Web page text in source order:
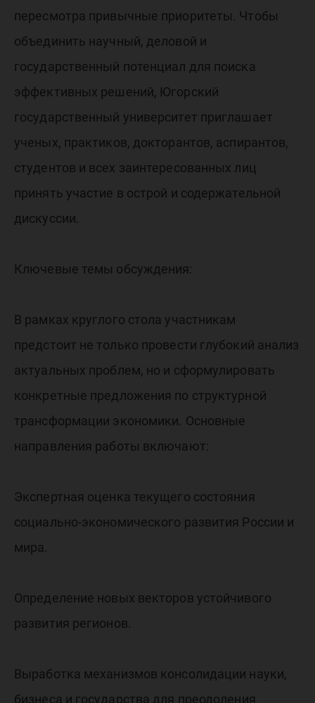
пересмотра привычные приоритеты. Чтобы
объединить научный, деловой и
государственный потенциал для поиска
эффективных решений, Югорский
государственный университет приглашает
ученых, практиков, докторантов, аспирантов,
студентов и всех заинтересованных лиц
принять участие в острой и содержательной
дискуссии.
Ключевые темы обсуждения:
В рамках круглого стола участникам
предстоит не только провести глубокий анализ
актуальных проблем, но и сформулировать
конкретные предложения по структурной
трансформации экономики. Основные
направления работы включают:
Экспертная оценка текущего состояния
социально-экономического развития России и
мира.
Определение новых векторов устойчивого
развития регионов.
Выработка механизмов консолидации науки,
бизнеса и государства для преодоления